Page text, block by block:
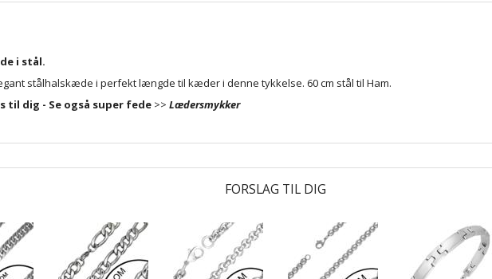
i stål.
stålhalskæde i perfekt længde til kæder i denne tykkelse. 60 cm stål til Ham.
til dig - Se også super fede >> Lædersmykker
FORSLAG TIL DIG